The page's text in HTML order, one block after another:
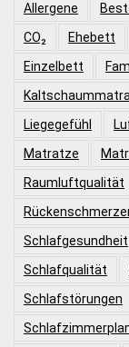
Allergene
CO₂
Ehebett
Einzelbett
Liegegefühl
Matratze
Raumluftqualität
Schlafgesundheit
Schlafqualität
Schlafstörungen